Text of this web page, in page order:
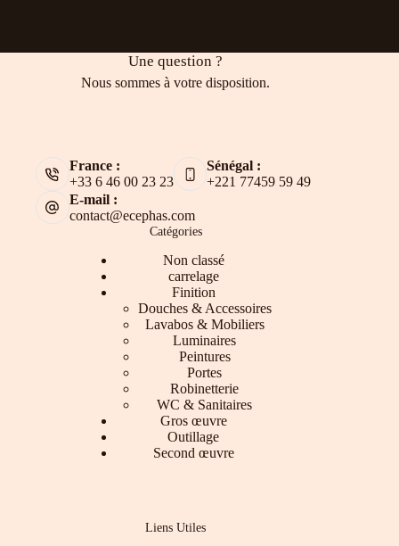
Une question ?
Nous sommes à votre disposition.
France :
+33 6 46 00 23 23
Sénégal :
+221 77459 59 49
E-mail :
contact@ecephas.com
Catégories
Non classé
carrelage
Finition
Douches & Accessoires
Lavabos & Mobiliers
Luminaires
Peintures
Portes
Robinetterie
WC & Sanitaires
Gros œuvre
Outillage
Second œuvre
Liens Utiles